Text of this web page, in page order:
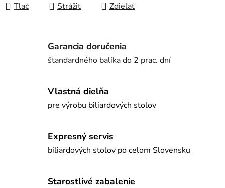
Tlač Strážiť Zdieľať
Garancia doručenia
štandardného balíka do 2 prac. dní
Vlastná dielňa
pre výrobu biliardových stolov
Expresný servis
biliardových stolov po celom Slovensku
Starostlivé zabalenie